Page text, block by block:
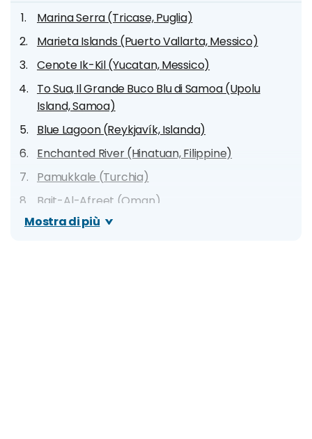
Marina Serra (Tricase, Puglia)
Marieta Islands (Puerto Vallarta, Messico)
Cenote Ik-Kil (Yucatan, Messico)
To Sua, Il Grande Buco Blu di Samoa (Upolu
Island, Samoa)
Blue Lagoon (Reykjavík, Islanda)
Enchanted River (Hinatuan, Filippine)
Pamukkale (Turchia)
Bait-Al-Afreet (Oman)
Laguna di Giola (Thassos, Grecia)
Mostra di più